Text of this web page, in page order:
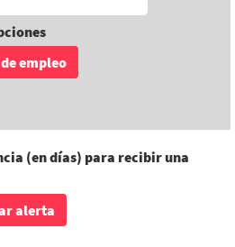
(en días) para recibir una
alerta